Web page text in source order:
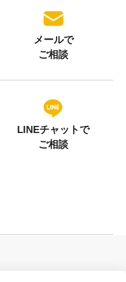
メールで
ご相談
LINEチャットで
ご相談